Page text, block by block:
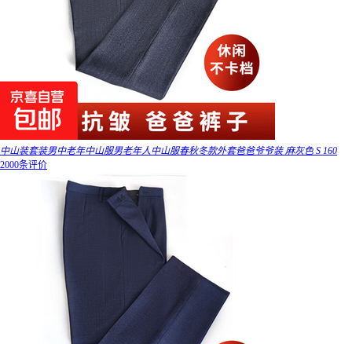
中山装套装男中老年中山服男老年人中山服春秋冬款外套爸爸爷爷装 麻灰色 S 160
2000条评价